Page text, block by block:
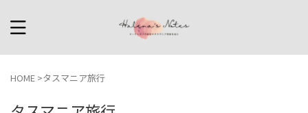
HOME >タスマニア旅行